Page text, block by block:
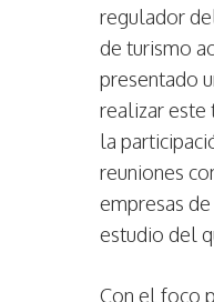
regulador
de turismo
presentado
realizar este
la
reuniones
empresas
estudio del
Con el foco